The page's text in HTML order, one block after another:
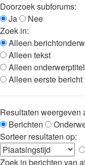
Doorzoek subforums:
Ja
Nee
Zoek in:
Alleen
Alleen tekst
Alleen
Alleen eerste
Resultaten weergeven
Berichten
Sorteer resultaten op:
Zoek in berichten van